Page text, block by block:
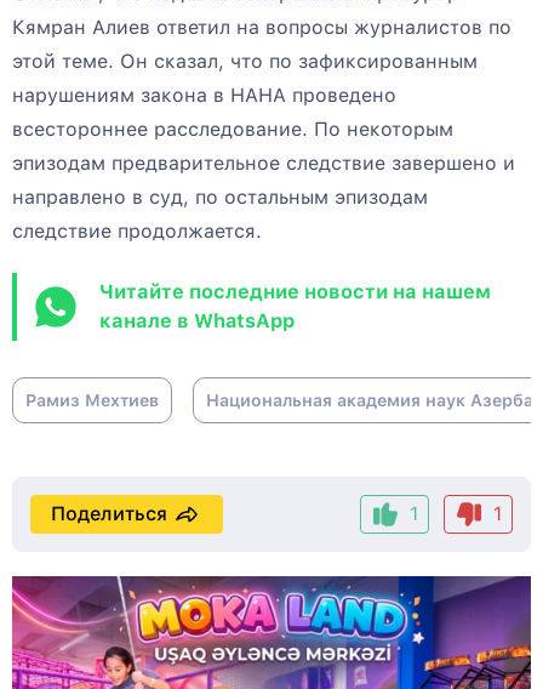
Кямран Алиев ответил на вопросы журналистов по
этой теме. Он сказал, что по зафиксированным
нарушениям закона в НАНА проведено
всестороннее расследование. По некоторым
эпизодам предварительное следствие завершено и
направлено в суд, по остальным эпизодам
следствие продолжается.
Читайте последние новости на нашем
канале в WhatsApp
Рамиз Мехтиев Национальная академия наук
1 1
Поделиться